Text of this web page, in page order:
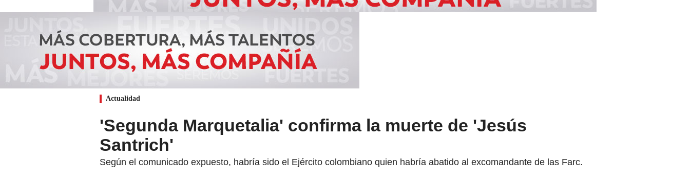
Actualidad
'Segunda Marquetalia' confirma la muerte de 'Jesús
Santrich'
Según el comunicado expuesto, habría sido el Ejército colombiano quien habría abatido al excomandante de las Farc.